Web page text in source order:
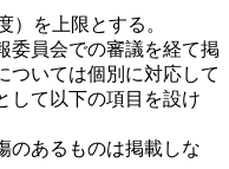
を上限とする。
員会での審議を経て掲
ついては個別に対応して
して以下の項目を設け
のあるものは掲載しな